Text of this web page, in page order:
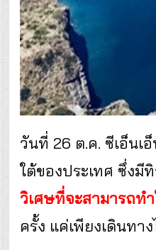
วันที่ 26 ต.ค. ซีเอ็นเ
ใต้ของประเทศ ซึ่ง
วิเศษที่จะสามารถท
ครั้ง แค่เพียงเดินทา